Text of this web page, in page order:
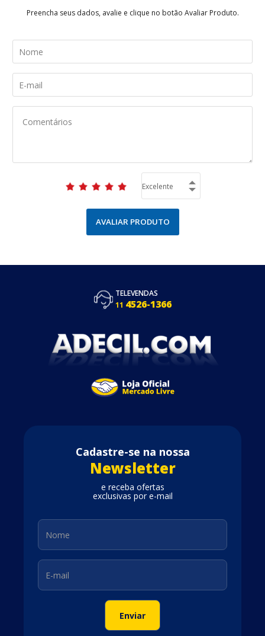
Preencha seus dados, avalie e clique no botão Avaliar Produto.
AVALIAR PRODUTO
TELEVENDAS
11 4526-1366
Cadastre-se na nossa
Newsletter
e receba ofertas
exclusivas por e-mail